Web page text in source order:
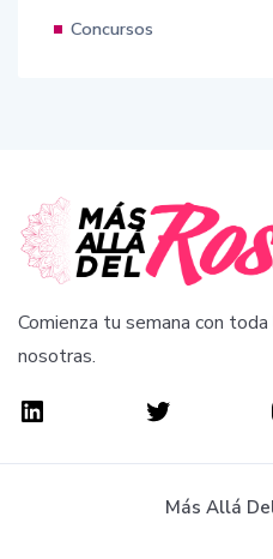
Concursos
Comienza tu semana con
nosotras.
Más Allá